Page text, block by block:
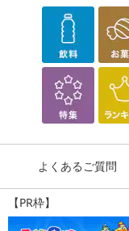
ンクまとめて支払い
Payでお支払いの場合
※予約商品は決済手段
了することがございま
※配送形態がメール便
伝票番号がマイページ
【配送日時の指定につ
※配送日時の指定が可
よくあるご質問
【PR枠】